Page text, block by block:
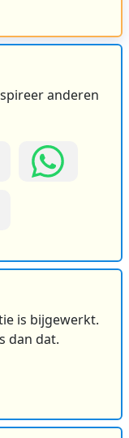
anderen
is bijgewerkt.
dan dat.